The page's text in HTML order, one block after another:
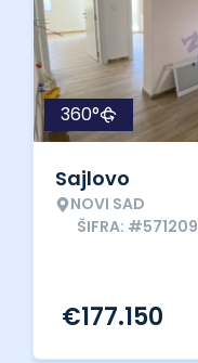
360°
Sajlovo
NOVI SAD
ŠIFRA: #571209
€177.150